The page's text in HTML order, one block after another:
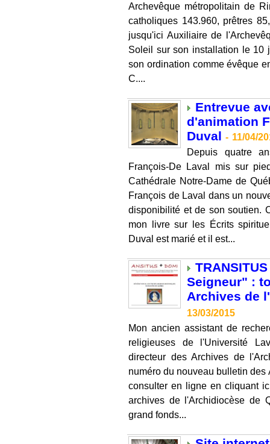
Archevêque métropolitain de
catholiques 143.960, prêtres
jusqu'ici Auxiliaire de
Soleil sur son installation le 10
son ordination comme évêque
C....
Entrevue
d'animation
Duval - 11/04/
Depuis quatre
François-De Laval mis sur
Cathédrale Notre-Dame de
François de Laval dans un
disponibilité et de son soutien.
mon livre sur les Écrits
Duval est marié et il est...
Seigneur" :
Archives de
13/03/2015
Mon ancien assistant de
religieuses de l'Université
directeur des Archives de
numéro du nouveau bulletin
consulter en ligne en cliquant
archives de l'Archidiocèse de
grand fonds...